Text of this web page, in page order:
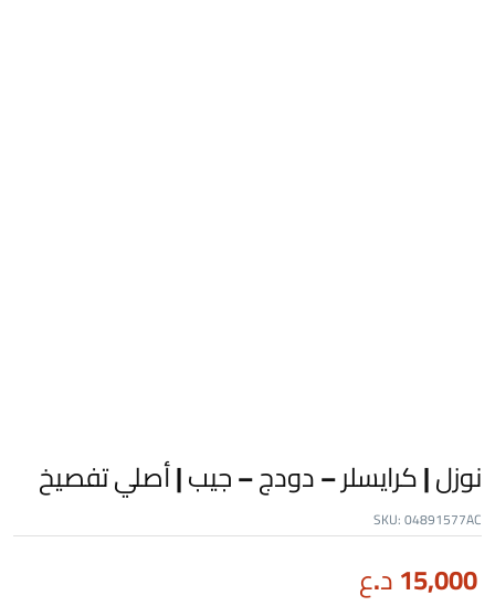
نوزل | كرايسلر – دودج – جيب | أصلي تفصيخ
SKU:04891577AC
15,000د.ع